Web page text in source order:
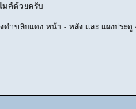
มค์ด้วยครับ
ดำขลิบแดง หน้า - หลัง และ แผงประตู